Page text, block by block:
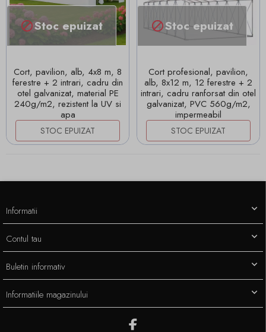
Stoc epuizat
Cort, pavilion, alb, 4x8 m, 8
ferestre + 2 intrari, cadru din
otel galvanizat, material PE
240g/m2, rezistent la UV si
apa
STOC EPUIZAT
Stoc epuizat
Cort profesional, pavilion,
alb, 8x12 m, 12 ferestre + 2
intrari, cadru ranforsat din otel
galvanizat, PVC 560g/m2,
impermeabil
STOC EPUIZAT
Informatiile magazinului
Informatii
Contul tau
Buletin informativ